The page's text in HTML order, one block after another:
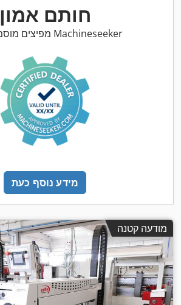
חותם אמון
מפיצים מוסמכים של Machineseeker
מידע נוסף כעת
מודעה קטנה